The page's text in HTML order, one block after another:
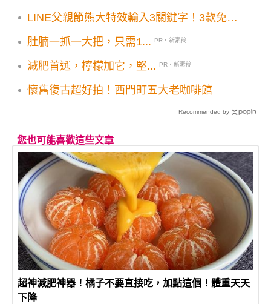
LINE父親節熊大特效輸入3關鍵字！3款免費
肚腩一抓一大把，只需1...
PR・新素簡
減肥首選，檸檬加它，堅... PR・新素簡
懷舊復古超好拍！西門町五大老咖啡館
Recommended by
您也可能喜歡這些文章
超神減肥神器！橘子不要直接吃，加點這個！體重天天
下降